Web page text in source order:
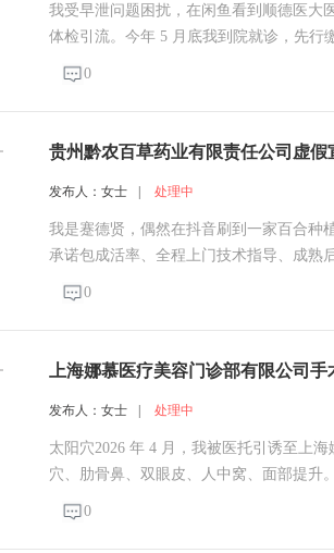
我受早泄问题困扰，在闲鱼看到顺德医大
体检引流。今年 5 月底我到院就诊，先行
的情况下，接诊医生夸大病情，编造前
0
贵州黔农百草药业有限责任公司虚
发布人：女士 处理中
我是蹇德贤，偶然在抖音刷到一家百合种
承诺包成活率、全程上门技术指导、成熟
土地，原本计划先采购50亩用量的1号优
0
上海娜慕医疗美容门诊部有限公司
发布人：女士 处理中
太阳穴2026 年 4 月，我被医托引诱至上
穴、肋骨鼻、双眼皮、人中窝、面部提升
四项手术全部完成，总共消费四万元。
0